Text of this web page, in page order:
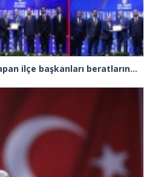
İstanbul’da en çok üye yapan ilçe başkanları beratlarını Cumhurbaşkanı Erdoğan’ın elinden aldı